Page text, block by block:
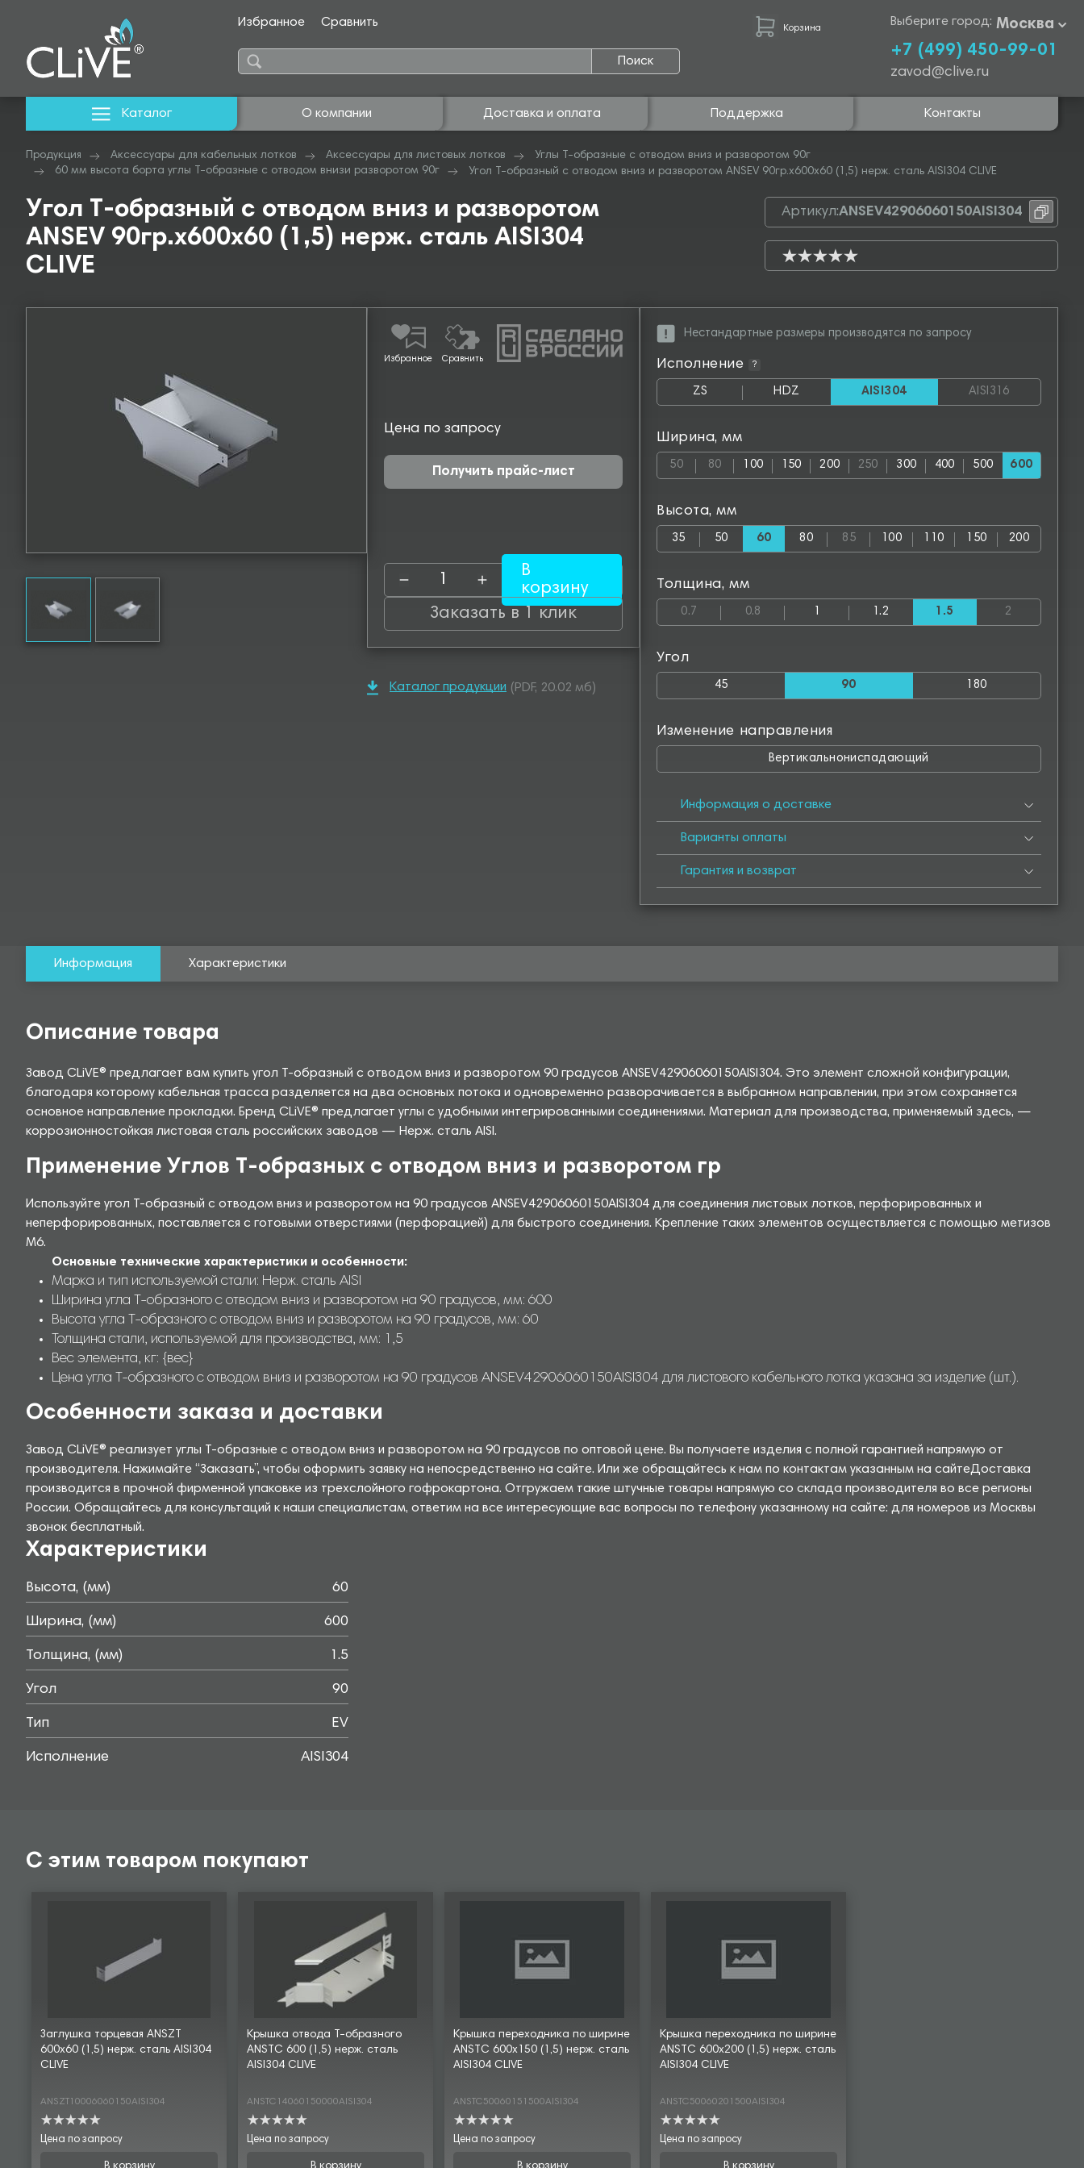
Избранное Сравнить
Поиск
Корзина Выберите город: Москва
+7 (499) 450-99-01
zavod@clive.ru
Каталог О компании Доставка и оплата Поддержка Контакты
Продукция Аксессуары для кабельных лотков Аксессуары для листовых лотков
Углы Т-образные с отводом вниз и разворотом 90г
60 мм высота борта углы Т-образные с отводом внизи разворотом 90г
Угол Т-образный с отводом вниз и разворотом ANSEV 90гр.х600х60 (1,5) нерж. сталь AISI304 CLIVE
Угол Т-образный с отводом вниз и разворотом
ANSEV 90гр.х600х60 (1,5) нерж. сталь AISI304
CLIVE
Артикул:ANSEV42906060150AISI304
Избранное Сравнить
Цена по запросу
Получить прайс-лист
В
корзину
Заказать в 1 клик
Каталог продукции (PDF, 20.02 мб)
Нестандартные размеры производятся по запросу
Исполнение ?
ZS HDZ AISI304 AISI316
Ширина, мм
50 80 100 150 200 250 300 400 500 600
Высота, мм
35 50 60 80 85 100 110 150 200
Толщина, мм
0.7 0.8 1 1.2 1.5 2
Угол
45 90 180
Изменение направления
Вертикальнониспадающий
Информация о доставке
Варианты оплаты
Гарантия и возврат
Информация Характеристики
Описание товара
Завод CLiVE® предлагает вам купить угол Т-образный с отводом вниз и разворотом 90 градусов ANSEV42906060150AISI304. Это элемент сложной конфигурации,
благодаря которому кабельная трасса разделяется на два основных потока и одновременно разворачивается в выбранном направлении, при этом сохраняется
основное направление прокладки. Бренд CLiVE® предлагает углы с удобными интегрированными соединениями. Материал для производства, применяемый здесь, —
коррозионностойкая листовая сталь российских заводов — Нерж. сталь AISI.
Применение Углов Т-образных с отводом вниз и разворотом гр
Используйте угол Т-образный с отводом вниз и разворотом на 90 градусов ANSEV42906060150AISI304 для соединения листовых лотков, перфорированных и
неперфорированных, поставляется с готовыми отверстиями (перфорацией) для быстрого соединения. Крепление таких элементов осуществляется с помощью метизов
М6.
Основные технические характеристики и особенности:
Марка и тип используемой стали: Нерж. сталь AISI
Ширина угла Т-образного с отводом вниз и разворотом на 90 градусов, мм: 600
Высота угла Т-образного с отводом вниз и разворотом на 90 градусов, мм: 60
Толщина стали, используемой для производства, мм: 1,5
Вес элемента, кг: {вес}
Цена угла Т-образного с отводом вниз и разворотом на 90 градусов ANSEV42906060150AISI304 для листового кабельного лотка указана за изделие (шт.).
Особенности заказа и доставки
Завод CLiVE® реализует углы Т-образные с отводом вниз и разворотом на 90 градусов по оптовой цене. Вы получаете изделия с полной гарантией напрямую от
производителя. Нажимайте “Заказать”, чтобы оформить заявку на непосредственно на сайте. Или же обращайтесь к нам по контактам указанным на сайтеДоставка
производится в прочной фирменной упаковке из трехслойного гофрокартона. Отгружаем такие штучные товары напрямую со склада производителя во все регионы
России. Обращайтесь для консультаций к наши специалистам, ответим на все интересующие вас вопросы по телефону указанному на сайте: для номеров из Москвы
звонок бесплатный.
Характеристики
Высота, (мм) 60
Ширина, (мм) 600
Толщина, (мм) 1.5
Угол 90
Тип EV
Исполнение AISI304
С этим товаром покупают
Заглушка торцевая ANSZT
600х60 (1,5) нерж. сталь AISI304
CLIVE
ANSZT10006060150AISI304
Цена по запросу
Крышка отвода Т-образного
ANSTC 600 (1,5) нерж. сталь
AISI304 CLIVE
ANSTC14060150000AISI304
Цена по запросу
Крышка переходника по ширине
ANSTC 600х150 (1,5) нерж. сталь
AISI304 CLIVE
ANSTC50060151500AISI304
Цена по запросу
Крышка переходника по ширине
ANSTC 600х200 (1,5) нерж. сталь
AISI304 CLIVE
ANSTC50060201500AISI304
Цена по запросу